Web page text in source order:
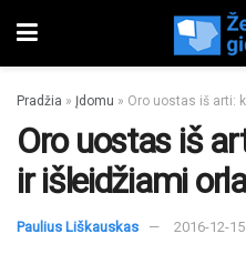
Pradžia » Įdomu » Oro uostas iš arti:
Oro uostas iš
ir išleidžiami
Paulius Liškauskas 2016-12-15